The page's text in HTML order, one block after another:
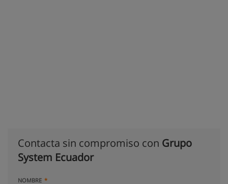
Contacta sin compromiso con Grupo
System Ecuador
NOMBRE